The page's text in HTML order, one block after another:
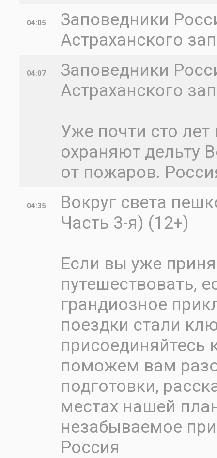
04:05
Заповедники
Астраханского
04:07
Заповедники
Астраханского
Уже почти сто
охраняют дельту
от пожаров.
04:35
Вокруг света
Часть 3-я) (12+)
Если вы уже
путешествовать,
грандиозное
поездки стали
поможем вам
подготовки,
местах нашей
незабываемое
Россия